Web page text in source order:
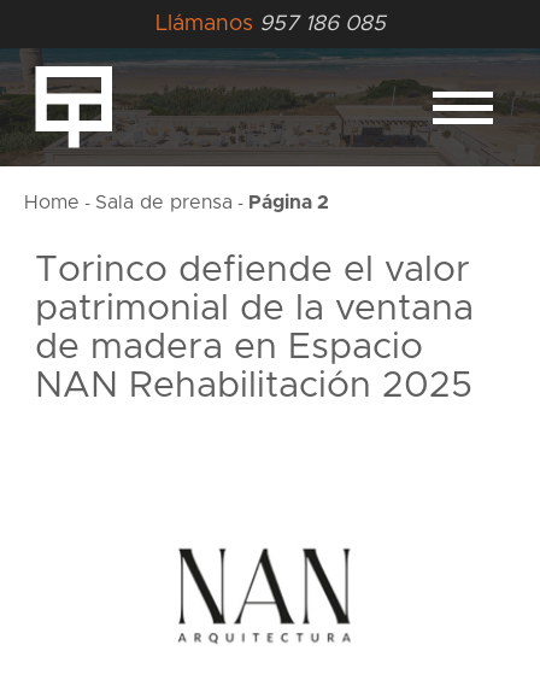
Llámanos 957 186 085
Home - Sala de prensa - Página 2
Torinco defiende el valor
patrimonial de la ventana
de madera en Espacio
NAN Rehabilitación 2025